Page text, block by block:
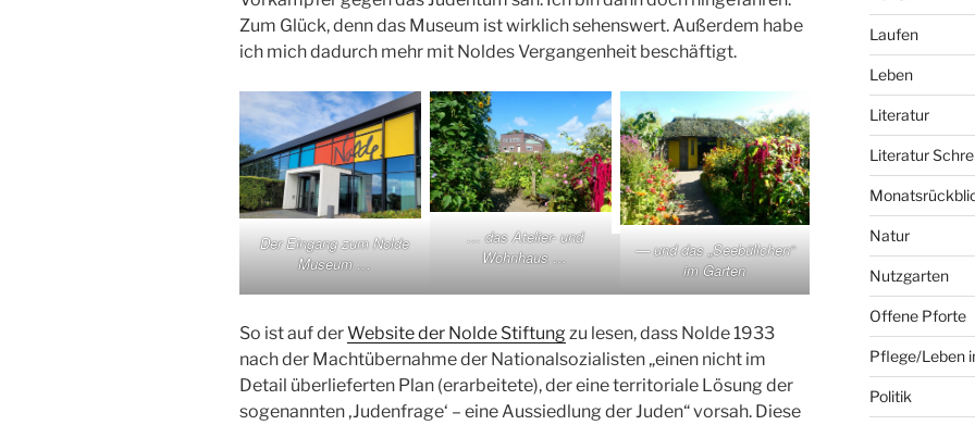
Zum Glück, denn das Museum ist wirklich sehenswert. Außerdem habe
ich mich dadurch mehr mit Noldes Vergangenheit beschäftigt.
Der Eingang zum Nolde
Museum …
… das Atelier- und
Wohnhaus …
— und das „Seebüllchen“
im Garten
So ist auf derWebsite der Nolde Stiftung zu lesen, dass Nolde 1933
nach der Machtübernahme der Nationalsozialisten „einen nicht im
Detail überlieferten Plan (erarbeitete), der eine territoriale Lösung der
sogenannten ‚Judenfrage‘ – eine Aussiedlung der Juden“ vorsah. Diese
Laufen
Leben
Literatur
Literatur
Natur
Nutzgarten
Offene Pforte
Pflege/Leben
Politik